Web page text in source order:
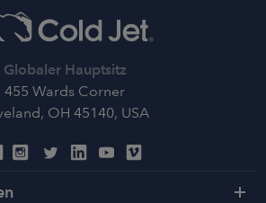
Globaler Hauptsitz
455 Wards Corner
OH 45140, USA